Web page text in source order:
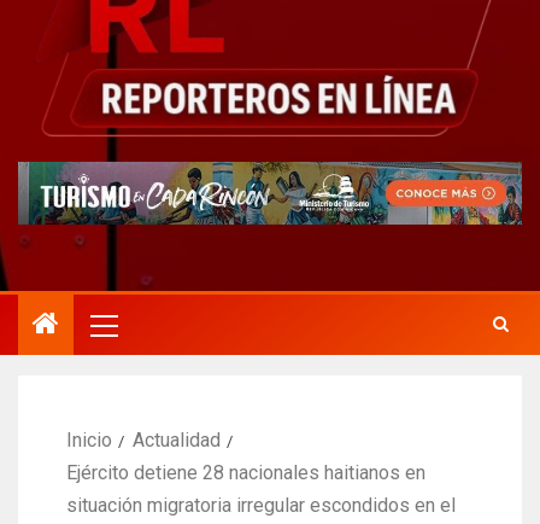
Inicio
Actualidad
Ejército detiene 28 nacionales haitianos en
situación migratoria irregular escondidos en el